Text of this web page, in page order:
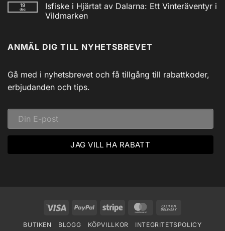
AM/FM
Powerbank
inkl
till
Utforska
Siljans
Svadlings
Guidade
19
dec
Isfiske i Hjärtat av Dalarna: Ett Vinteräventyr i
Vildmarken
Isfiske
i
Dalarna:
Ett
Vinteräventyr
i
ANMÄL DIG TILL NYHETSBREVET
Gå med i nyhetsbrevet och få tillgång till rabattkoder,
erbjudanden och tips.
Visa PayPal Stripe MasterCard
BUTIKEN BLOGG KÖPVILLKOR INTEGRITETSPOLICY